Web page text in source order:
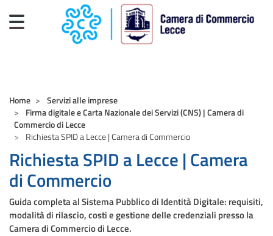
Salta al contenuto principale
Home
Servizi alle imprese
Firma digitale e Carta Nazionale dei Servizi (CNS) | Camera di
Commercio di Lecce
Richiesta SPID a Lecce | Camera di Commercio
Richiesta SPID a Lecce | Camera
di Commercio
Guida completa al Sistema Pubblico di Identità Digitale: requisiti,
modalità di rilascio, costi e gestione delle credenziali presso la
Camera di Commercio di Lecce.